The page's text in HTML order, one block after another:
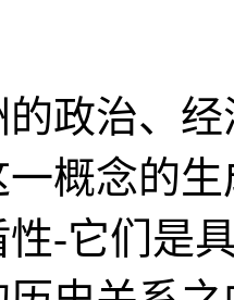
政治、
概念的
性-它们是